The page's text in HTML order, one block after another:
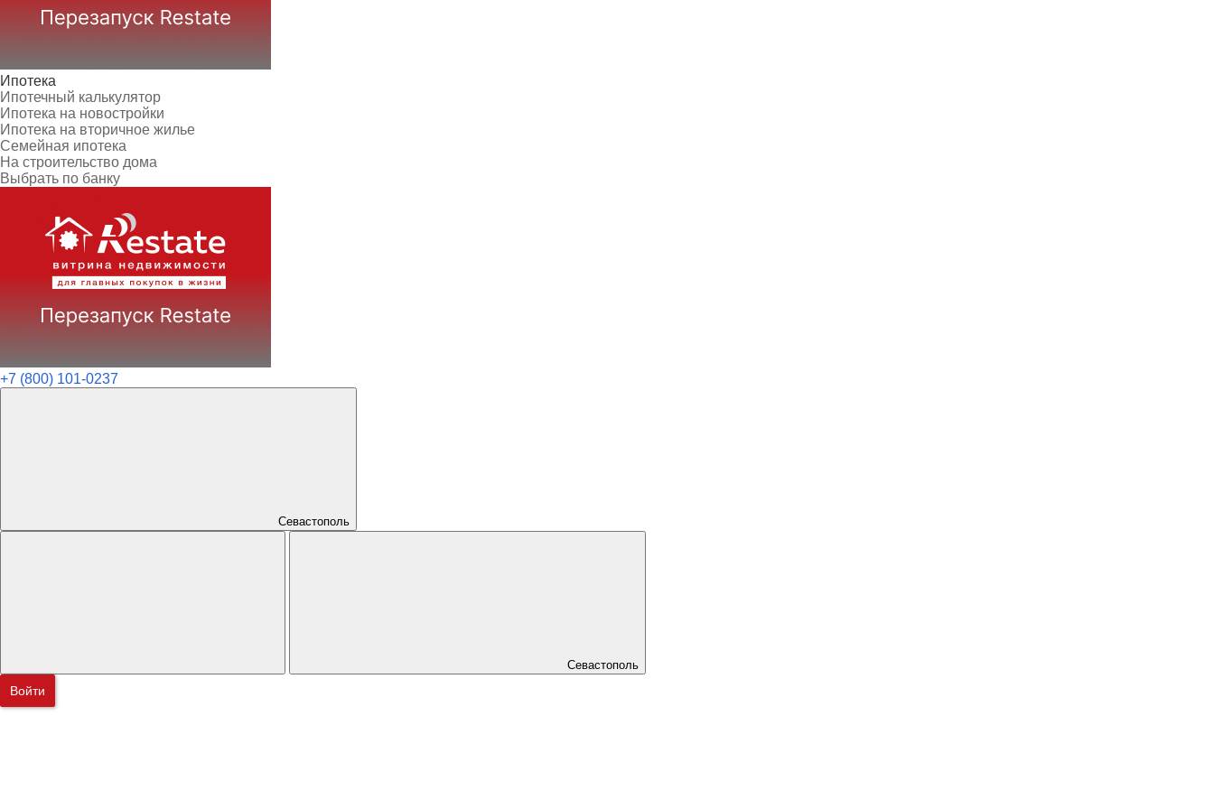
Ипотека
Ипотечный калькулятор
Ипотека на новостройки
Ипотека на вторичное жилье
Семейная ипотека
На строительство дома
Выбрать по банку
+7 (800) 101-0237
Севастополь
Севастополь
Войти